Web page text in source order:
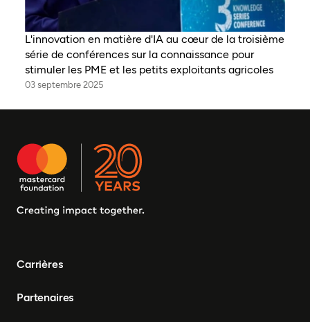
L'innovation en matière d'IA au cœur de la troisième
série de conférences sur la connaissance pour
stimuler les PME et les petits exploitants agricoles
03 septembre 2025
Carrières
Partenaires